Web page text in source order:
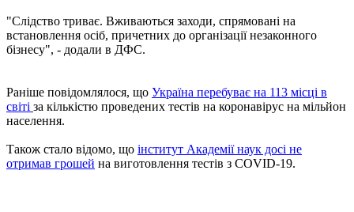
"Слідство триває. Вживаються заходи, спрямовані на
встановлення осіб, причетних до організації незаконного
бізнесу", - додали в ДФС.
Раніше повідомлялося, що Україна перебуває на 113 місці в
світі за кількістю проведених тестів на коронавірус на мільйон
населення.
Також стало відомо, що інститут Академії наук досі не
отримав грошей на виготовлення тестів з COVID-19.